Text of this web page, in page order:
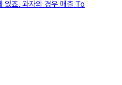
있죠. 과자의 경우 매출 To